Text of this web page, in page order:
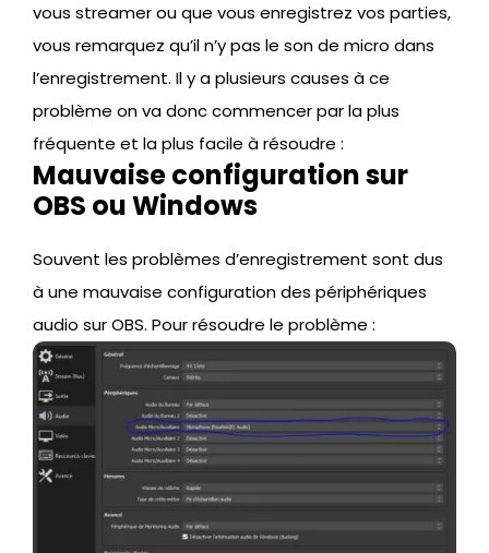
vous streamer ou que vous enregistrez vos parties,
vous remarquez qu’il n’y pas le son de micro dans
l’enregistrement. Il y a plusieurs causes à ce
problème on va donc commencer par la plus
fréquente et la plus facile à résoudre :
Mauvaise configuration sur
OBS ou Windows
Souvent les problèmes d’enregistrement sont dus
à une mauvaise configuration des périphériques
audio sur OBS. Pour résoudre le problème :